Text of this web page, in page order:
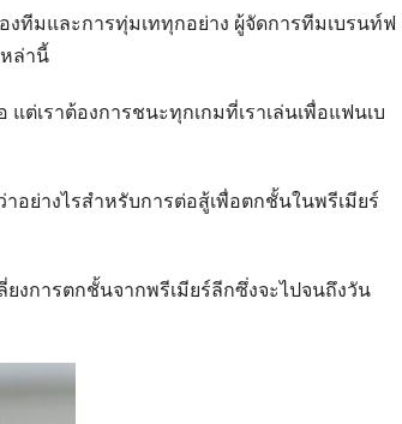
ทีมและการทุ่มเททุกอย่าง ผู้จัดการทีมเบรนท์ฟ
หล่านี้
ต่เราต้องการชนะทุกเกมที่เราเล่นเพื่อแฟนเบ
อย่างไรสำหรับการต่อสู้เพื่อตกชั้นในพรีเมียร์
ยงการตกชั้นจากพรีเมียร์ลีกซึ่งจะไปจนถึงวัน